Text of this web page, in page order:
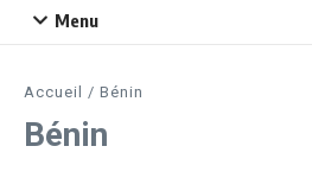
Menu
Accueil / Bénin
Bénin